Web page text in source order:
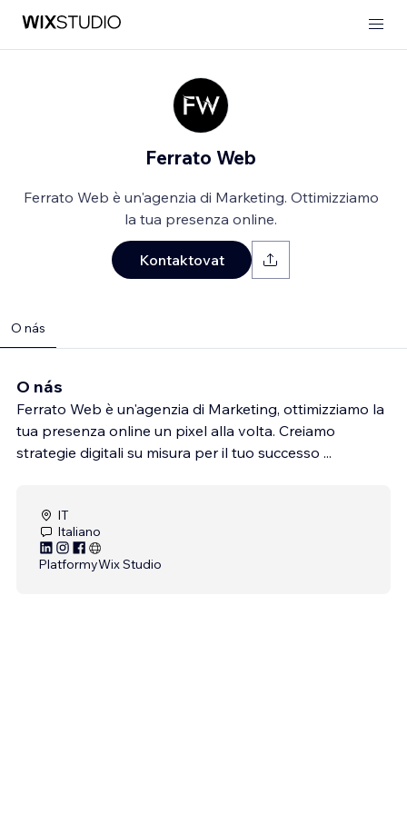
Ferrato Web
Ferrato Web è un'agenzia di Marketing. Ottimizziamo
la tua presenza online.
Kontaktovat
O nás
O nás
Ferrato Web è un'agenzia di Marketing, ottimizziamo la
tua presenza online un pixel alla volta. Creiamo
strategie digitali su misura per il tuo successo ...
IT
Italiano
PlatformyWix Studio